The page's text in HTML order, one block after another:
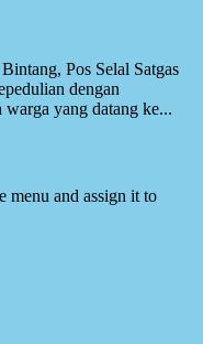
Pos Selal Satgas
dengan
warga yang datang ke...
menu and assign it to